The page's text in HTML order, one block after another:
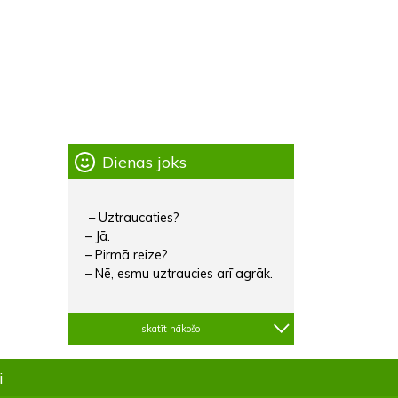
Dienas joks
– Uztraucaties?
– Jā.
– Pirmā reize?
– Nē, esmu uztraucies arī agrāk.
skatīt nākošo